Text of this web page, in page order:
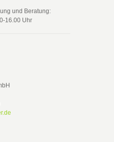
und Beratung:
16.00 Uhr